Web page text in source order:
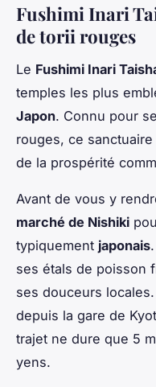
Fushimi Inari
de torii rouges
Le Fushimi Inari
temples les plus
Japon. Connu pour
rouges, ce
de la prospérité
Avant de vous y
marché de Nishiki
typiquement japonais
ses étals de poisson
ses douceurs
depuis la gare de
trajet ne dure que 5
yens.